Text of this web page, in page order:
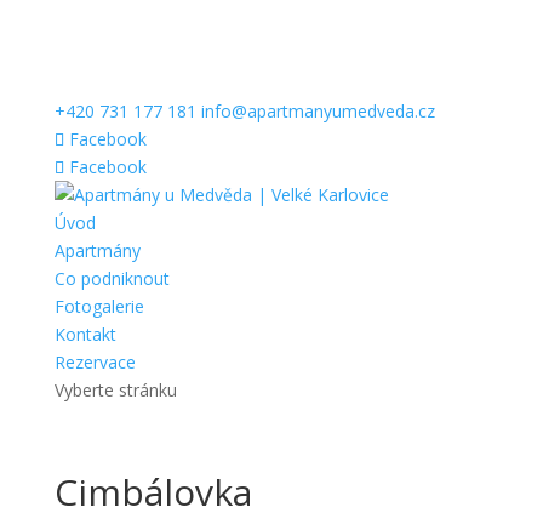
+420 731 177 181 info@apartmanyumedveda.cz
Facebook
Facebook
Úvod
Apartmány
Co podniknout
Fotogalerie
Kontakt
Rezervace
Vyberte stránku
Cimbálovka